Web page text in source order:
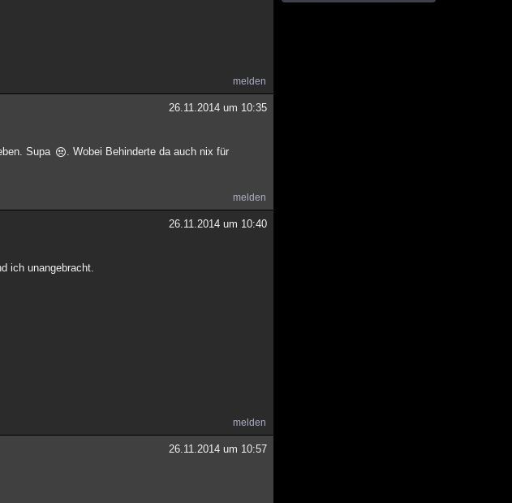
melden
26.11.2014 um 10:35
Supa
. Wobei Behinderte da auch nix für
melden
26.11.2014 um 10:40
ich unangebracht.
melden
26.11.2014 um 10:57